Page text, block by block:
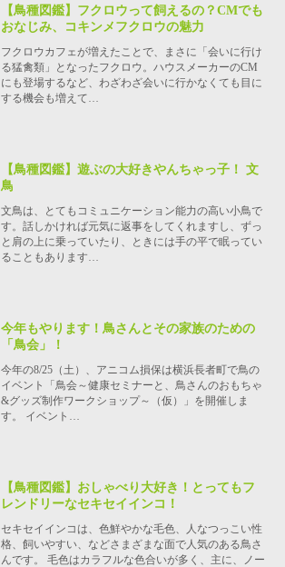
【鳥種図鑑】フクロウって飼えるの？CMでも
おなじみ、コキンメフクロウの魅力
フクロウカフェが増えたことで、まさに「会いに行け
る猛禽類」となったフクロウ。ハウスメーカーのCM
にも登場するなど、わざわざ会いに行かなくても目に
する機会も増えて…
【鳥種図鑑】遊ぶの大好きやんちゃっ子！ 文
鳥
文鳥は、とてもコミュニケーション能力の高い小鳥で
す。話しかければ元気に返事をしてくれますし、ずっ
と肩の上に乗っていたり、ときには手の平で眠ってい
ることもあります…
今年もやります！鳥さんとその家族のための
「鳥会」！
今年の8/25（土）、アニコム損保は横浜長者町で鳥の
イベント「鳥会～健康セミナーと、鳥さんのおもちゃ
&グッズ制作ワークショップ～（仮）」を開催しま
す。 イベント…
【鳥種図鑑】おしゃべり大好き！とってもフ
レンドリーなセキセイインコ！
セキセイインコは、色鮮やかな毛色、人なつっこい性
格、飼いやすい、などさまざまな面で人気のある鳥さ
んです。 毛色はカラフルな色合いが多く、主に、ノー